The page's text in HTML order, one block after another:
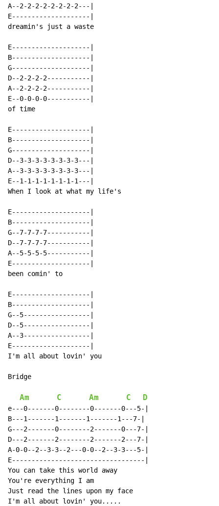
A--2-2-2-2-2-2-2-2---|
E--------------------|
dreamin's just a waste
E--------------------|
B--------------------|
G--------------------|
D--2-2-2-2-----------|
A--2-2-2-2-----------|
E--0-0-0-0-----------|
of time
E--------------------|
B--------------------|
G--------------------|
D--3-3-3-3-3-3-3-3---|
A--3-3-3-3-3-3-3-3---|
E--1-1-1-1-1-1-1-1---|
When I look at what my life's
E--------------------|
B--------------------|
G--7-7-7-7-----------|
D--7-7-7-7-----------|
A--5-5-5-5-----------|
E--------------------|
been comin' to
E--------------------|
B--------------------|
G--5-----------------|
D--5-----------------|
A--3-----------------|
E--------------------|
I'm all about lovin' you
Bridge
Am C Am C D
e---0-------0--------0-------0---5-|
B---1-------1-------1-------1---7-|
G---2-------0--------2-------0---7-|
D---2-------2--------2-------2---7-|
A-0-0--2--3-3--2---0-0--2--3-3---5-|
E----------------------------------|
You can take this world away
You're everything I am
Just read the lines upon my face
I'm all about lovin' you.....